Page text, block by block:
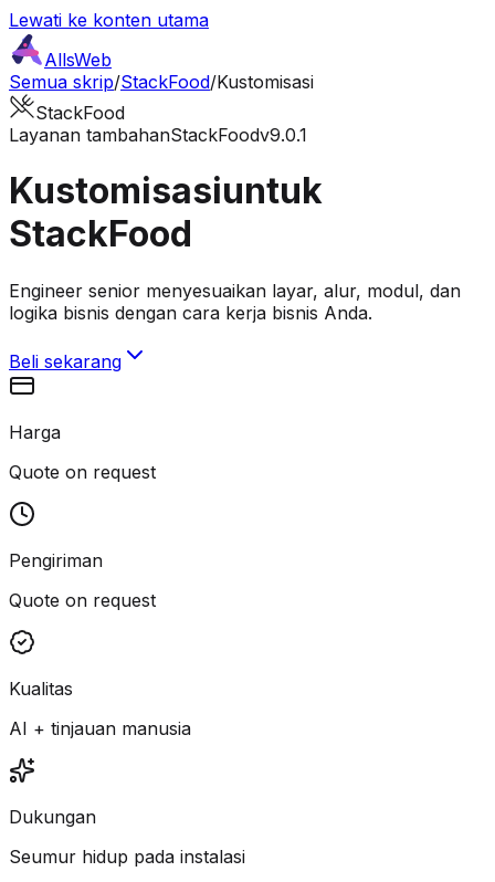
Lewati ke konten utama
AllsWeb
Semua skrip/StackFood/Kustomisasi
StackFood
Layanan tambahanStackFoodv9.0.1
Kustomisasiuntuk
StackFood
Engineer senior menyesuaikan layar, alur, modul, dan
logika bisnis dengan cara kerja bisnis Anda.
Beli sekarang
Harga
Quote on request
Pengiriman
Quote on request
Kualitas
AI + tinjauan manusia
Dukungan
Seumur hidup pada instalasi